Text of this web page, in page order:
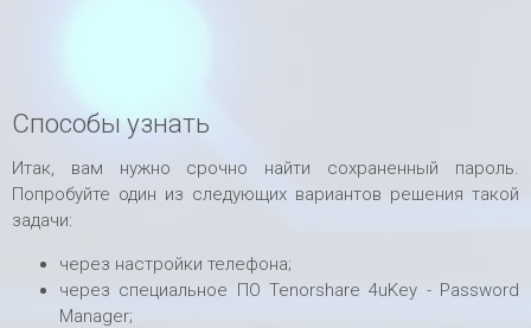
Способы узнать
Итак, вам нужно срочно найти сохраненный пароль.
Попробуйте один из следующих вариантов решения такой
задачи:
через настройки телефона;
через специальное ПО Tenorshare 4uKey - Password
Manager;